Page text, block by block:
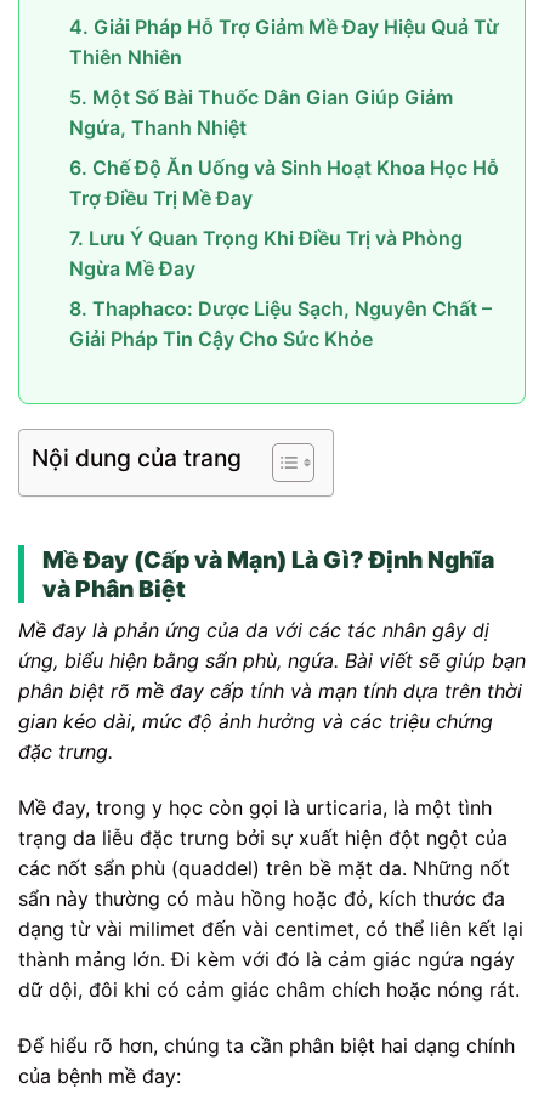
4. Giải Pháp Hỗ Trợ Giảm Mề Đay Hiệu Quả Từ
Thiên Nhiên
5. Một Số Bài Thuốc Dân Gian Giúp Giảm
Ngứa, Thanh Nhiệt
6. Chế Độ Ăn Uống và Sinh Hoạt Khoa Học Hỗ
Trợ Điều Trị Mề Đay
7. Lưu Ý Quan Trọng Khi Điều Trị và Phòng
Ngừa Mề Đay
8. Thaphaco: Dược Liệu Sạch, Nguyên Chất –
Giải Pháp Tin Cậy Cho Sức Khỏe
Nội dung của trang
Mề Đay (Cấp và Mạn) Là Gì? Định Nghĩa
và Phân Biệt
Mề đay là phản ứng của da với các tác nhân gây dị
ứng, biểu hiện bằng sẩn phù, ngứa. Bài viết sẽ giúp bạn
phân biệt rõ mề đay cấp tính và mạn tính dựa trên thời
gian kéo dài, mức độ ảnh hưởng và các triệu chứng
đặc trưng.
Mề đay, trong y học còn gọi là urticaria, là một tình
trạng da liễu đặc trưng bởi sự xuất hiện đột ngột của
các nốt sẩn phù (quaddel) trên bề mặt da. Những nốt
sẩn này thường có màu hồng hoặc đỏ, kích thước đa
dạng từ vài milimet đến vài centimet, có thể liên kết lại
thành mảng lớn. Đi kèm với đó là cảm giác ngứa ngáy
dữ dội, đôi khi có cảm giác châm chích hoặc nóng rát.
Để hiểu rõ hơn, chúng ta cần phân biệt hai dạng chính
của bệnh mề đay: